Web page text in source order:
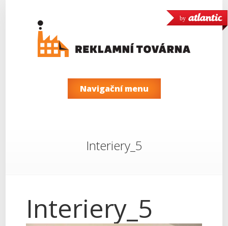
by
Navigační menu
Interiery_5
Interiery_5